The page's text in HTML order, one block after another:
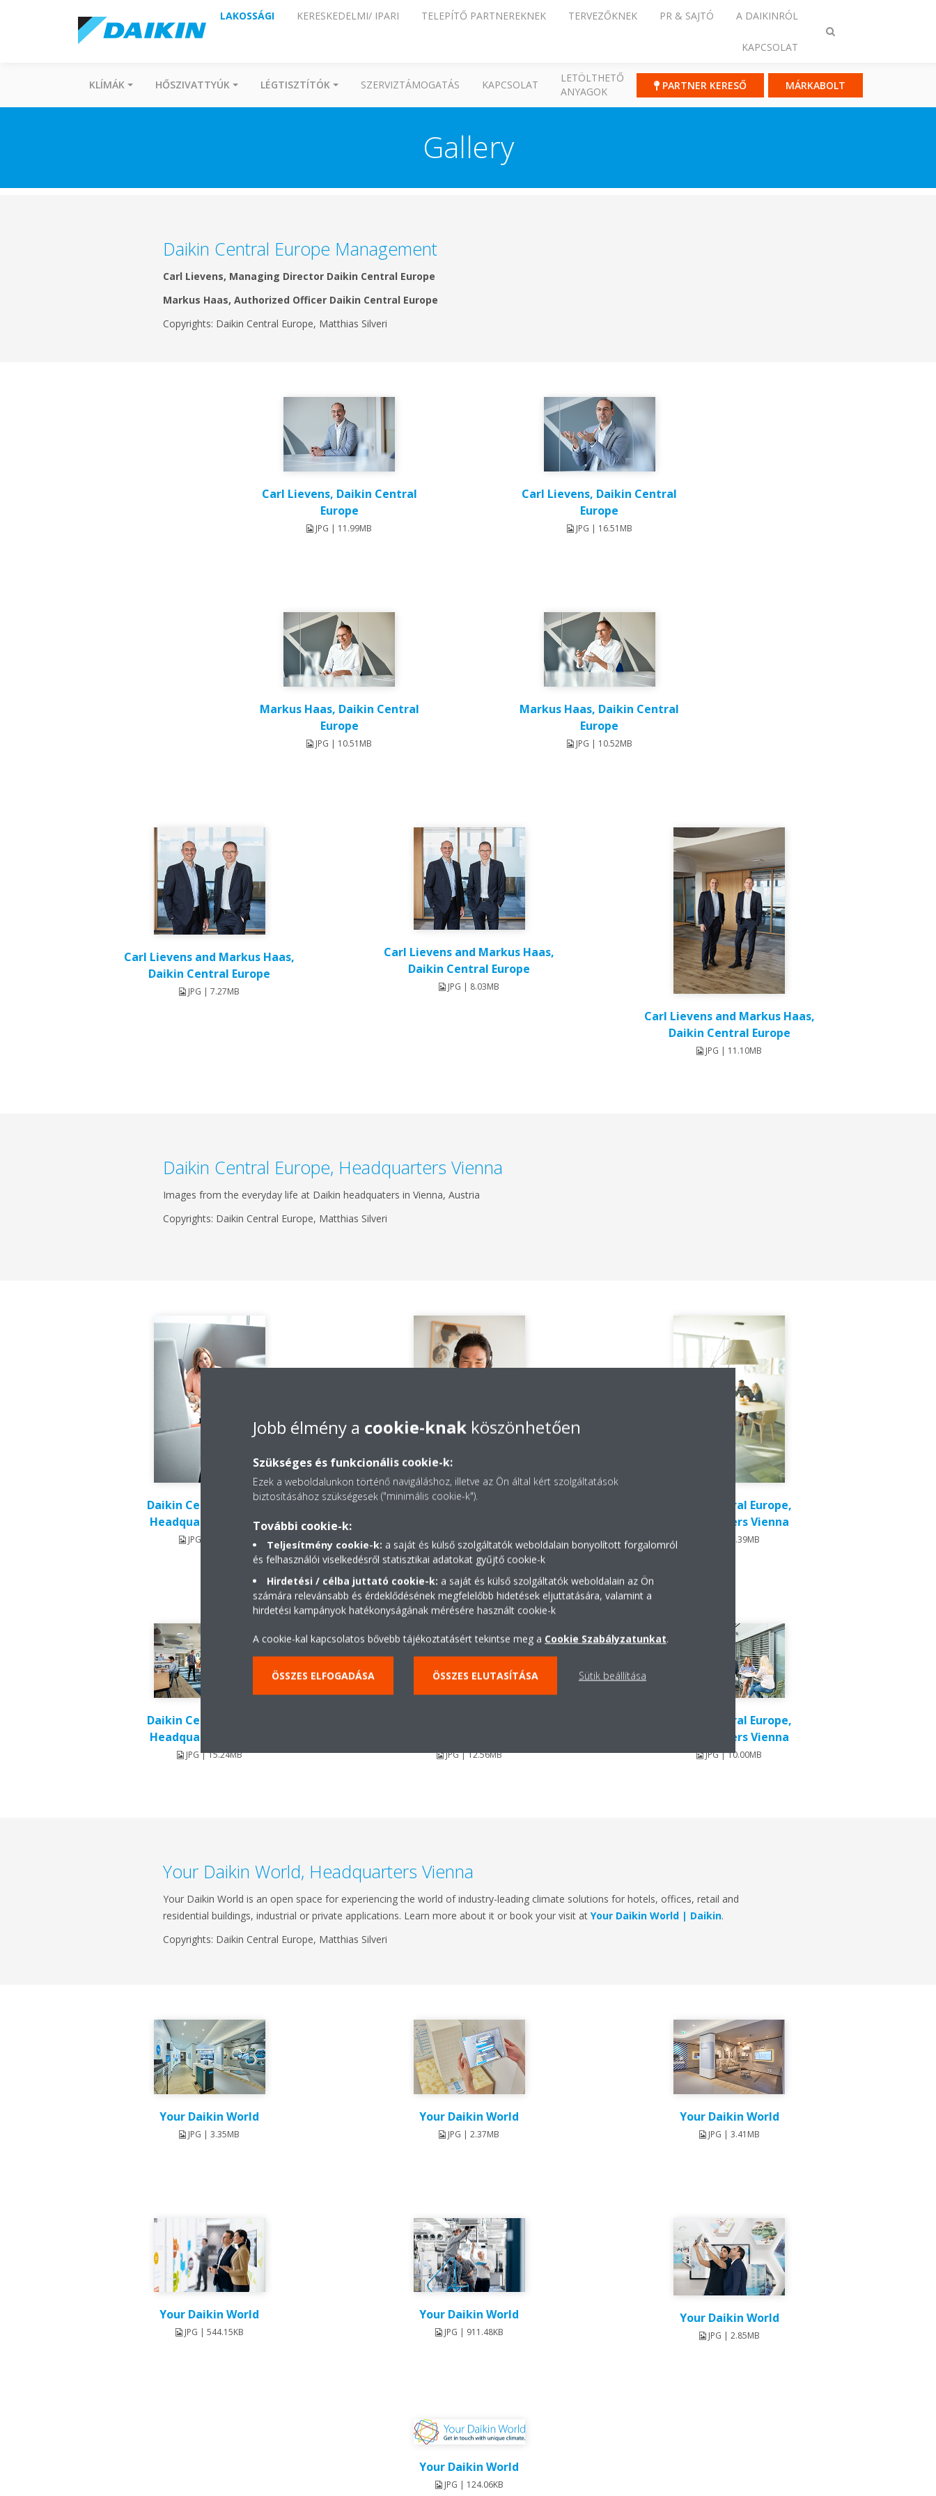
Keresés
LAKOSSÁGI KERESKEDELMI/ IPARI TELEPÍTŐ PARTNEREKNEK TERVEZŐKNEK PR & SAJTÓ A DAIKINRÓL
KAPCSOLAT
KLÍMÁK HŐSZIVATTYÚK LÉGTISZTÍTÓK SZERVIZTÁMOGATÁS KAPCSOLAT
LETÖLTHETŐ
ANYAGOK
PARTNER KERESŐ MÁRKABOLT
Gallery
Daikin Central Europe Management
Carl Lievens, Managing Director Daikin Central Europe
Markus Haas, Authorized Officer Daikin Central Europe
Copyrights: Daikin Central Europe, Matthias Silveri
Carl Lievens, Daikin Central
Europe
JPG | 11.99MB
Carl Lievens, Daikin Central
Europe
JPG | 16.51MB
Markus Haas, Daikin Central
Europe
JPG | 10.51MB
Markus Haas, Daikin Central
Europe
JPG | 10.52MB
Carl Lievens and Markus Haas,
Daikin Central Europe
JPG | 7.27MB
Carl Lievens and Markus Haas,
Daikin Central Europe
JPG | 8.03MB
Carl Lievens and Markus Haas,
Daikin Central Europe
JPG | 11.10MB
Daikin Central Europe, Headquarters Vienna
Images from the everyday life at Daikin headquaters in Vienna, Austria
Copyrights: Daikin Central Europe, Matthias Silveri
Daikin Central Europe,
Headquarters Vienna
JPG | 8.88MB
Daikin Central Europe,
JPG | 6.44MB
Daikin Central Europe,
Headquarters Vienna
JPG | 7.39MB
Daikin Central Europe,
Headquarters Vienna
JPG | 15.24MB JPG | 12.56MB
Daikin Central Europe,
Headquarters Vienna
JPG | 10.00MB
Your Daikin World, Headquarters Vienna
Your Daikin World is an open space for experiencing the world of industry-leading climate solutions for hotels, offices, retail and
residential buildings, industrial or private applications. Learn more about it or book your visit at Your Daikin World | Daikin.
Copyrights: Daikin Central Europe, Matthias Silveri
Your Daikin World
JPG | 3.35MB
Your Daikin World
JPG | 2.37MB
Your Daikin World
JPG | 3.41MB
Your Daikin World
JPG | 544.15KB
Your Daikin World
JPG | 911.48KB
Your Daikin World
JPG | 2.85MB
Your Daikin World
JPG | 124.06KB
Jobb élmény a cookie-knak köszönhetően
Szükséges és funkcionális cookie-k:
Ezek a weboldalunkon történő navigáláshoz, illetve az Ön által kért szolgáltatások
biztosításához szükségesek ("minimális cookie-k").
További cookie-k:
Teljesítmény cookie-k: a saját és külső szolgáltatók weboldalain bonyolított forgalomról
és felhasználói viselkedésről statisztikai adatokat gyűjtő cookie-k
Hirdetési / célba juttató cookie-k: a saját és külső szolgáltatók weboldalain az Ön
számára relevánsabb és érdeklődésének megfelelőbb hidetések eljuttatására, valamint a
hirdetési kampányok hatékonyságának mérésére használt cookie-k
A cookie-kal kapcsolatos bővebb tájékoztatásért tekintse meg a Cookie Szabályzatunkat.
ÖSSZES ELFOGADÁSA ÖSSZES ELUTASÍTÁSA Sütik beállítása